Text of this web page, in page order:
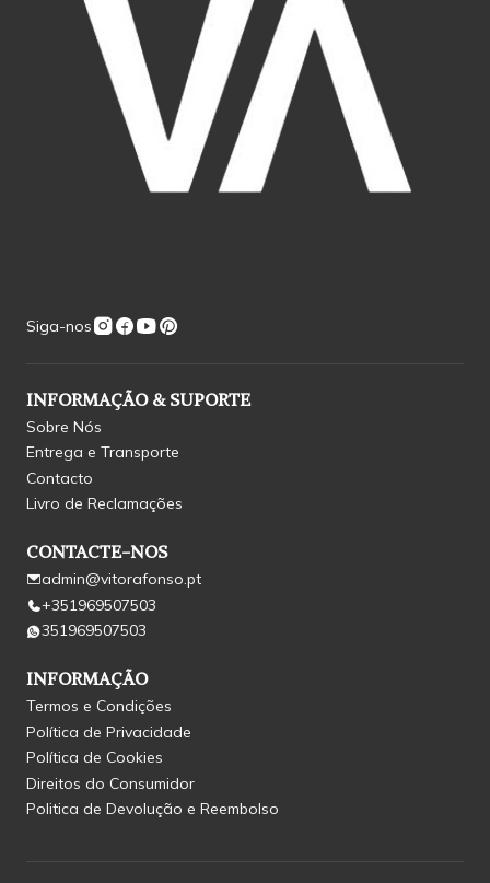
Siga-nos
INFORMAÇÃO & SUPORTE
Sobre Nós
Entrega e Transporte
Contacto
Livro de Reclamações
CONTACTE-NOS
admin@vitorafonso.pt
+351969507503
351969507503
INFORMAÇÃO
Termos e Condições
Política de Privacidade
Política de Cookies
Direitos do Consumidor
Politica de Devolução e Reembolso